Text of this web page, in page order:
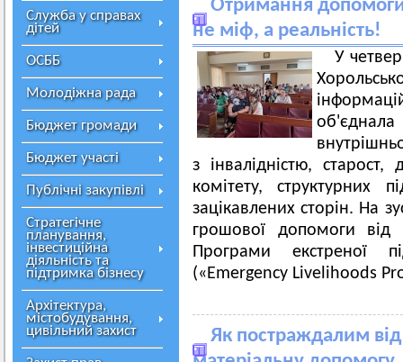
Служба у справах
дітей
ОСББ
Молодіжна рада
Бюджет громади
Бюджет участі
Публічні закупівлі
Стратегічне
планування,
інвестиційна
діяльність та
підтримка бізнесу
Архітектура,
містобудування,
цивільний захист
Отримання
не міф, а реальність!
У
з інвалідністю, старост,
комітету, структурних
зацікавлених сторін. На
грошової допомоги від
Програми екстреної
(«Emergency Livelihoods
Як постраждалим